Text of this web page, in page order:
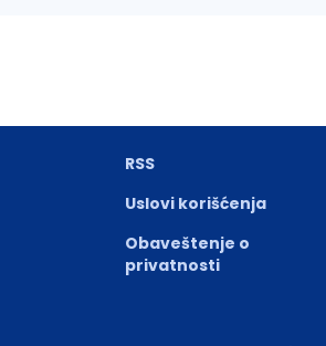
RSS
Uslovi korišćenja
Obaveštenje o
privatnosti